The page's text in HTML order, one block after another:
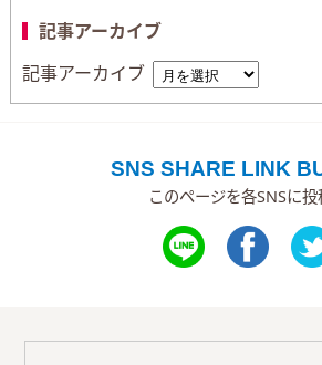
記事アーカイブ
記事アーカイブ
SNS SHARE LINK
このページを各SNSに投